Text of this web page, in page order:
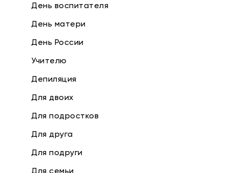
День воспитателя
День матери
День России
Учителю
Депиляция
Для двоих
Для подростков
Для друга
Для подруги
Для семьи